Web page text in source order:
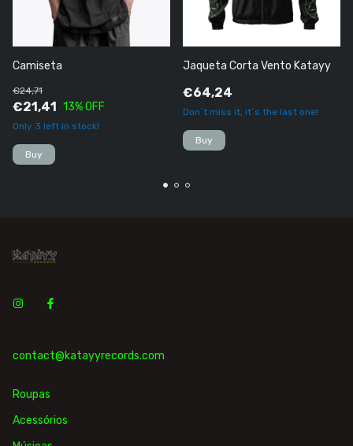
Camiseta
€21,41
€24,71
13% OFF
Only 3 left in stock!
Buy
Jaqueta Corta Vento Katayy
€64,24
Don´t miss it, it´s the last one!
Buy
contact@katayyrecords.com
Roupas
Acessórios